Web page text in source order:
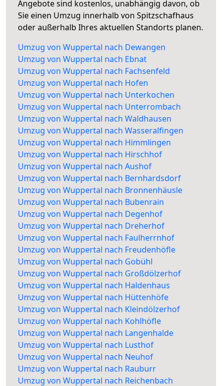
Angebote sind kostenlos, unabhängig davon, ob
Sie einen Umzug innerhalb von Spitzschafhaus
oder außerhalb Ihres aktuellen Standorts planen.
Umzug von Wuppertal nach Dewangen
Umzug von Wuppertal nach Ebnat
Umzug von Wuppertal nach Fachsenfeld
Umzug von Wuppertal nach Hofen
Umzug von Wuppertal nach Unterkochen
Umzug von Wuppertal nach Unterrombach
Umzug von Wuppertal nach Waldhausen
Umzug von Wuppertal nach Wasseralfingen
Umzug von Wuppertal nach Himmlingen
Umzug von Wuppertal nach Hirschhof
Umzug von Wuppertal nach Aushof
Umzug von Wuppertal nach Bernhardsdorf
Umzug von Wuppertal nach Bronnenhäusle
Umzug von Wuppertal nach Bubenrain
Umzug von Wuppertal nach Degenhof
Umzug von Wuppertal nach Dreherhof
Umzug von Wuppertal nach Faulherrnhof
Umzug von Wuppertal nach Freudenhöfle
Umzug von Wuppertal nach Gobühl
Umzug von Wuppertal nach Großdölzerhof
Umzug von Wuppertal nach Haldenhaus
Umzug von Wuppertal nach Hüttenhöfe
Umzug von Wuppertal nach Kleindölzerhof
Umzug von Wuppertal nach Kohlhöfle
Umzug von Wuppertal nach Langenhalde
Umzug von Wuppertal nach Lusthof
Umzug von Wuppertal nach Neuhof
Umzug von Wuppertal nach Rauburr
Umzug von Wuppertal nach Reichenbach